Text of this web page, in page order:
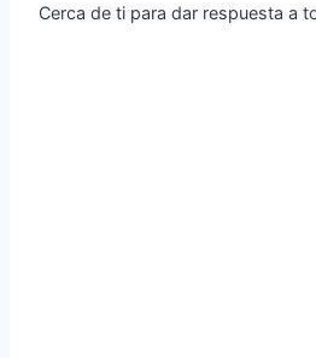
Cerca de ti para dar respuesta a